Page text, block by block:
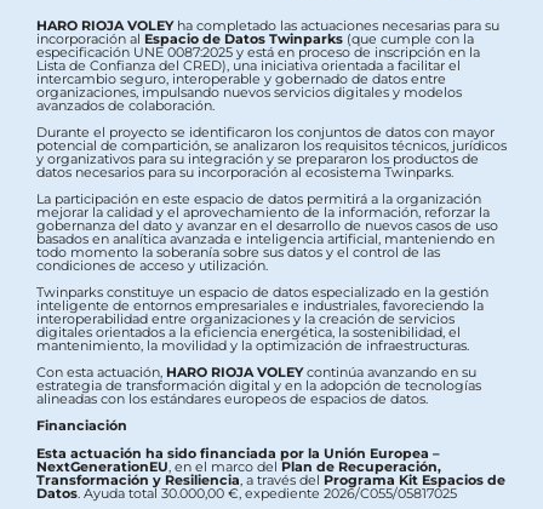
HARO RIOJA VOLEYha completado las actuaciones necesarias para su
incorporación al Espacio de Datos Twinparks (que cumple con la
especificación UNE 0087:2025 y está en proceso de inscripción en la
Lista de Confianza del CRED), una iniciativa orientada a facilitar el
intercambio seguro, interoperable y gobernado de datos entre
organizaciones, impulsando nuevos servicios digitales y modelos
avanzados de colaboración.
Durante el proyecto se identificaron los conjuntos de datos con mayor
potencial de compartición, se analizaron los requisitos técnicos, jurídicos
y organizativos para su integración y se prepararon los productos de
datos necesarios para su incorporación al ecosistema Twinparks.
La participación en este espacio de datos permitirá a la organización
mejorar la calidad y el aprovechamiento de la información, reforzar la
gobernanza del dato y avanzar en el desarrollo de nuevos casos de uso
basados en analítica avanzada e inteligencia artificial, manteniendo en
todo momento la soberanía sobre sus datos y el control de las
condiciones de acceso y utilización.
Twinparks constituye un espacio de datos especializado en la gestión
inteligente de entornos empresariales e industriales, favoreciendo la
interoperabilidad entre organizaciones y la creación de servicios
digitales orientados a la eficiencia energética, la sostenibilidad, el
mantenimiento, la movilidad y la optimización de infraestructuras.
Con esta actuación, HARO RIOJA VOLEYcontinúa avanzando en su
estrategia de transformación digital y en la adopción de tecnologías
alineadas con los estándares europeos de espacios de datos.
Financiación
Esta actuación ha sido financiada por la Unión Europea –
NextGenerationEU , en el marco delPlan de Recuperación,
Transformación y Resiliencia , a través del Programa Kit Espacios de
Datos . Ayuda total 30.000,00 €, expediente 2026/C055/05817025